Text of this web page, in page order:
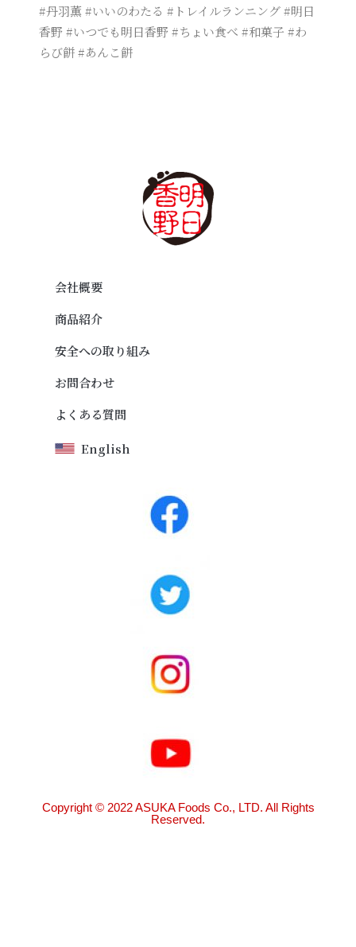
#丹羽薫 #いいのわたる #トレイルランニング #明日
香野 #いつでも明日香野 #ちょい食べ #和菓子 #わ
らび餅 #あんこ餅
会社概要
商品紹介
安全への取り組み
お問合わせ
よくある質問
English
Copyright © 2022 ASUKA Foods Co., LTD. All Rights
Reserved.